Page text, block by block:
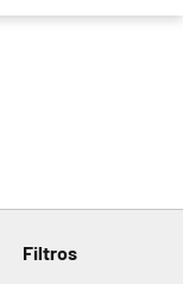
Filtros